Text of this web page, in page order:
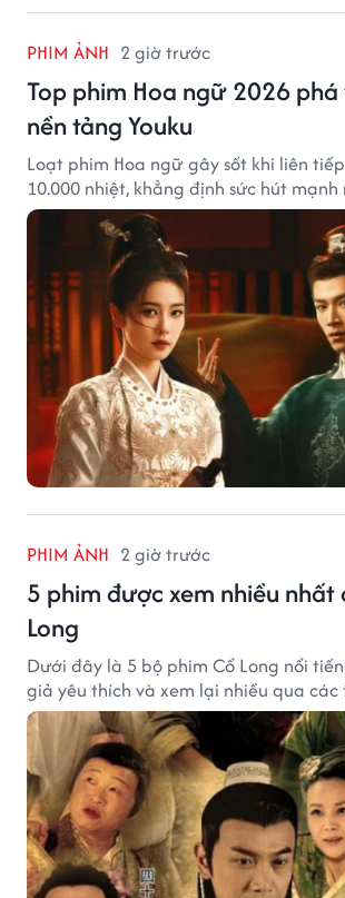
PHIM ẢNH 2 giờ trước
Top phim Hoa ngữ 2026
nền tảng Youku
Loạt phim Hoa ngữ gây sốt khi liên
10.000 nhiệt, khẳng định sức hút mạnh
PHIM ẢNH 2 giờ trước
5 phim được xem nhiều nhất
Long
Dưới đây là 5 bộ phim Cổ Long nổi
giả yêu thích và xem lại nhiều qua các